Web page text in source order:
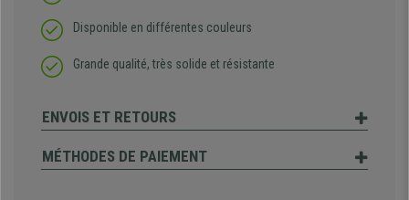
Disponible en différentes couleurs
Grande qualité, très solide et résistante
ENVOIS ET RETOURS
MÉTHODES DE PAIEMENT